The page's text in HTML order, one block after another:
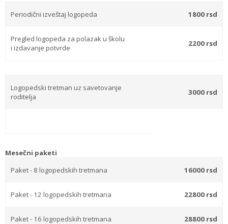
Periodični izveštaj logopeda 1800 rsd
Pregled logopeda za polazak u školu
i izdavanje potvrde
2200 rsd
Logopedski tretman uz savetovanje
roditelja
3000 rsd
Mesečni paketi
Paket - 8 logopedskih tretmana
16000 rsd
Paket - 12 logopedskih tretmana 22800 rsd
Paket - 16 logopedskih tretmana 28800 rsd